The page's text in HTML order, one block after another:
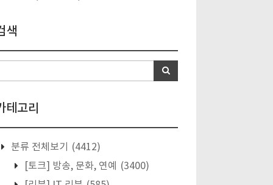
색
테고리
분류 전체보기
(4412)
[토크] 방송, 문화, 연예
(3400)